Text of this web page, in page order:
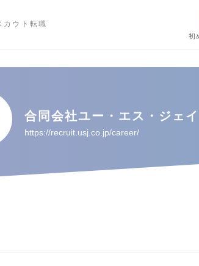
カウト転職
初
合同会社ユー・エス・ジェイ
https://recruit.usj.co.jp/career/